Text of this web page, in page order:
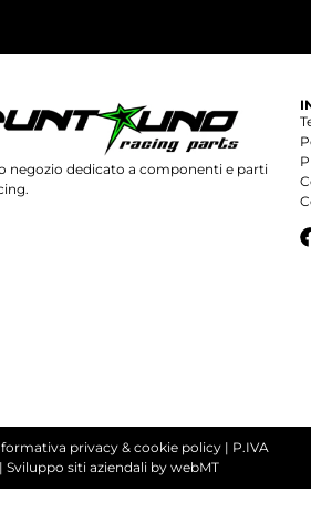
negozio dedicato a componenti e parti
privacy & cookie policy| P.IVA
Sviluppo siti aziendaliby webMT